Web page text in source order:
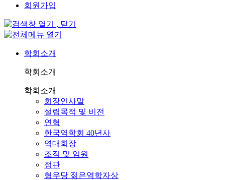
회원가입
학회소개
학회소개
학회소개
회장인사말
설립목적 및 비전
연혁
한국역학회 40년사
역대회장
조직 및 임원
정관
형우당 젊은역학자상